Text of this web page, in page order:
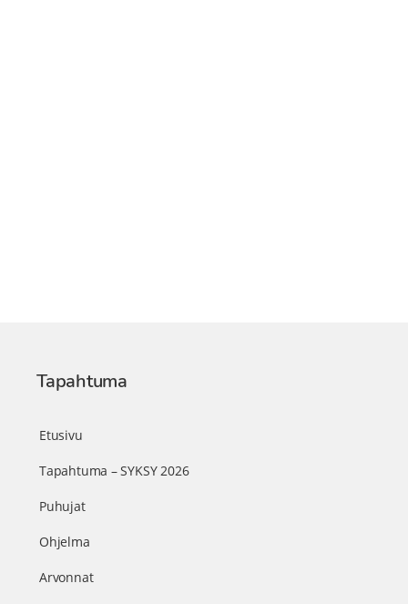
Tapahtuma
Etusivu
Tapahtuma – SYKSY 2026
Puhujat
Ohjelma
Arvonnat